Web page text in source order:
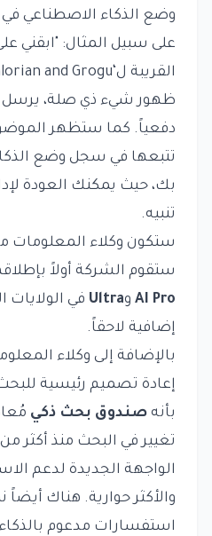
وضع الذكاء الاصطناعي
على سبيل المثال: "ابقني
ظهور شيء ذي صلة، يرسل
دفعياً. كما ستظهر
تتبعها في سجل وضع
بك، حيث يمكنك العودة
تنبيه.
ستكون وكلاء المعلومات
ستقوم الشركة أولاً
AI Pro وUltra في الولايات
إضافية لاحقاً.
بالإضافة إلى وكلاء
إعادة تصميم رئيسية
بأنه صندوق بحث ذكي
الواجهة الجديدة لدعم
والأكثر حوارية. هناك أيضاً
استفسارات مدعوم